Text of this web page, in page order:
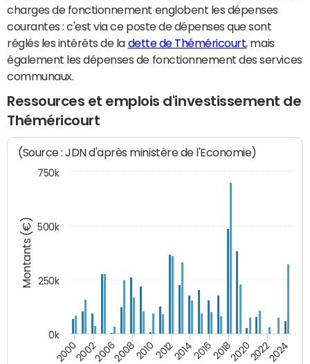
charges de fonctionnement englobent les dépenses
courantes : c'est via ce poste de dépenses que sont
réglés les intérêts de la dette de Théméricourt, mais
également les dépenses de fonctionnement des services
communaux.
Ressources et emplois d'investissement de
Théméricourt
Montants (€)
(Source : JDN d'après ministère de l'Economie)
200020022006200820102012201420162018202020222024
0k
250k
500k
750k